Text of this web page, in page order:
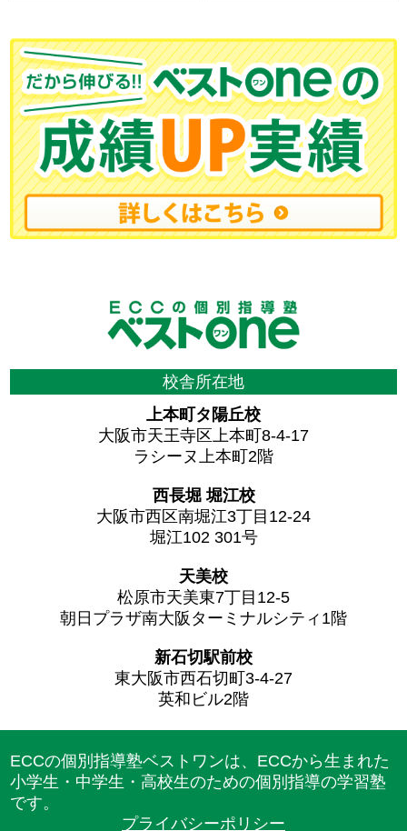
校舎所在地
上本町タ陽丘校
大阪市天王寺区上本町8-4-17
ラシーヌ上本町2階
西長堀 堀江校
大阪市西区南堀江3丁目12-24
堀江102 301号
天美校
松原市天美東7丁目12-5
朝日プラザ南大阪ターミナルシティ1階
新石切駅前校
東大阪市西石切町3-4-27
英和ビル2階
ECCの個別指導塾ベストワンは、ECCから生まれた
小学生・中学生・高校生のための個別指導の学習塾
です。
プライバシーポリシー